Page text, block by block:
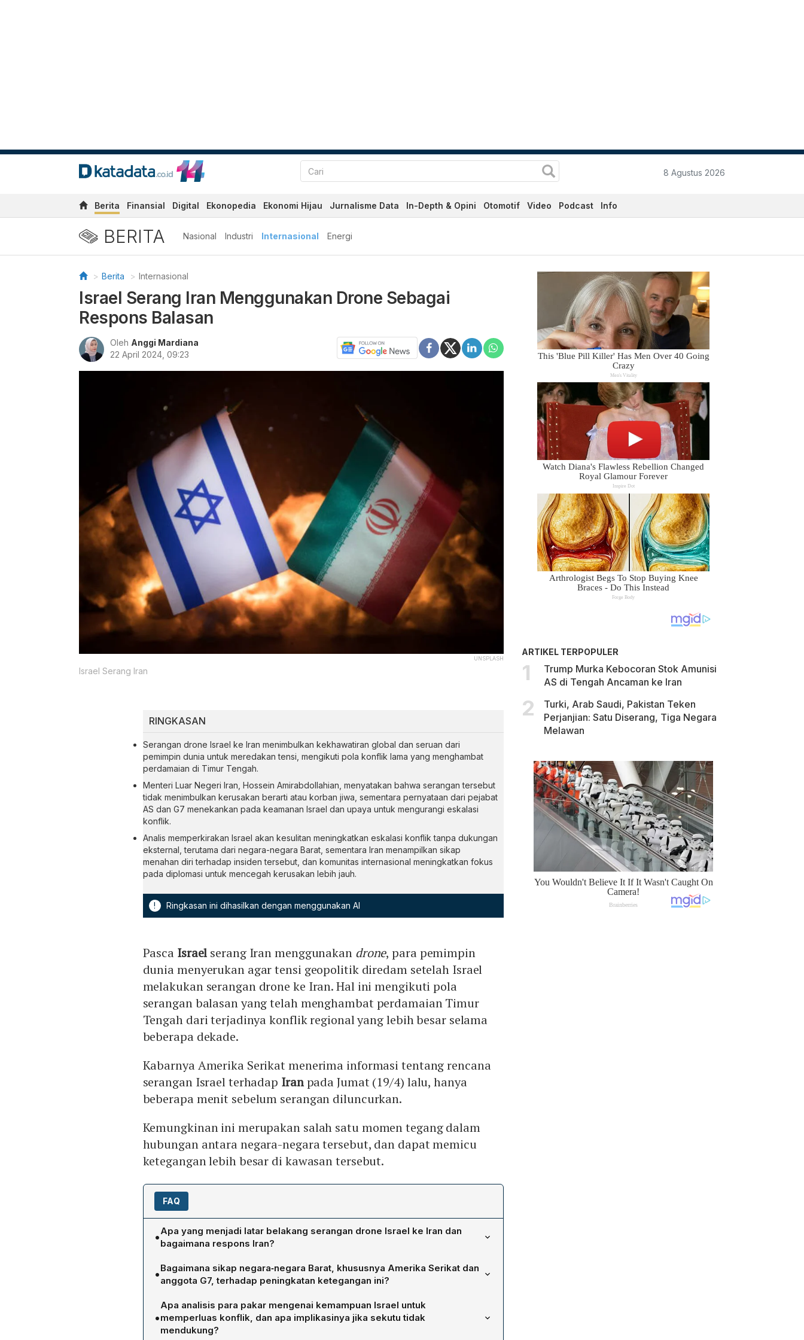
8 Agustus 2026
Berita Finansial Digital Ekonopedia Ekonomi Hijau Jurnalisme Data In-Depth & Opini Otomotif Video Podcast Info
BERITA Nasional Industri Internasional Energi
Berita Internasional
Israel Serang Iran Menggunakan Drone Sebagai
Respons Balasan
Oleh Anggi Mardiana
22 April 2024, 09:23
UNSPLASH
Israel Serang Iran
RINGKASAN
Serangan drone Israel ke Iran menimbulkan kekhawatiran global dan seruan dari
pemimpin dunia untuk meredakan tensi, mengikuti pola konflik lama yang menghambat
perdamaian di Timur Tengah.
Menteri Luar Negeri Iran, Hossein Amirabdollahian, menyatakan bahwa serangan tersebut
tidak menimbulkan kerusakan berarti atau korban jiwa, sementara pernyataan dari pejabat
AS dan G7 menekankan pada keamanan Israel dan upaya untuk mengurangi eskalasi
konflik.
Analis memperkirakan Israel akan kesulitan meningkatkan eskalasi konflik tanpa dukungan
eksternal, terutama dari negara-negara Barat, sementara Iran menampilkan sikap
menahan diri terhadap insiden tersebut, dan komunitas internasional meningkatkan fokus
pada diplomasi untuk mencegah kerusakan lebih jauh.
! Ringkasan ini dihasilkan dengan menggunakan AI
Pasca Israel serang Iran menggunakan drone, para pemimpin
dunia menyerukan agar tensi geopolitik diredam setelah Israel
melakukan serangan drone ke Iran. Hal ini mengikuti pola
serangan balasan yang telah menghambat perdamaian Timur
Tengah dari terjadinya konflik regional yang lebih besar selama
beberapa dekade.
Kabarnya Amerika Serikat menerima informasi tentang rencana
serangan Israel terhadap Iranpada Jumat (19/4) lalu, hanya
beberapa menit sebelum serangan diluncurkan.
Kemungkinan ini merupakan salah satu momen tegang dalam
hubungan antara negara-negara tersebut, dan dapat memicu
ketegangan lebih besar di kawasan tersebut.
FAQ
•Apa yang menjadi latar belakang serangan drone Israel ke Iran dan
bagaimana respons Iran?
Serangan drone mini Israel ke Isfahan merupakan respons balasan terhadap
ketegangan sebelumnya antara kedua negara. Menteri Luar Negeri Iran, Hossein
Amirabdollahian, menyatakan drone mini tidak menimbulkan kerusakan signifikan
maupun korban jiwa, dan menuding media Zionis memanfaatkan insiden. Iran
menegaskan tidak ada rencana pembalasan segera, meskipun sebelumnya
memperingatkan akan respons maksimal atas setiap serangan Israel.
•Bagaimana sikap negara‑negara Barat, khususnya Amerika Serikat dan
anggota G7, terhadap peningkatan ketegangan ini?
Amerika Serikat, melalui Menteri Luar Negeri Antony Blinken, menegaskan komitmen
keamanan Israel namun menekankan upaya meredam eskalasi, sambil
memfokuskan perhatian pada krisis di Gaza. Pada pertemuan G7, sekutu AS dan Uni
•
Apa analisis para pakar mengenai kemampuan Israel untuk
memperluas konflik, dan apa implikasinya jika sekutu tidak
mendukung?
ARTIKEL TERPOPULER
Trump Murka Kebocoran Stok Amunisi
AS di Tengah Ancaman ke Iran
Turki, Arab Saudi, Pakistan Teken
Perjanjian: Satu Diserang, Tiga Negara
Melawan